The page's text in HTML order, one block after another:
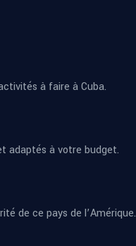
à faire à Cuba.
adaptés à votre budget.
de ce pays de l’Amérique.